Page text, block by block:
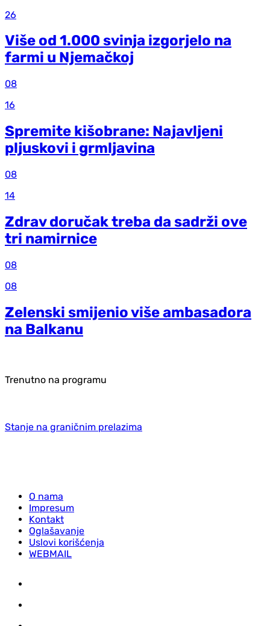
26
Više od 1.000 svinja izgorjelo na
farmi u Njemačkoj
08
16
Spremite kišobrane: Najavljeni
pljuskovi i grmljavina
08
14
Zdrav doručak treba da sadrži ove
tri namirnice
08
08
Zelenski smijenio više ambasadora
na Balkanu
Trenutno na programu
Stanje na graničnim prelazima
O nama
Impresum
Kontakt
Oglašavanje
Uslovi korišćenja
WEBMAIL